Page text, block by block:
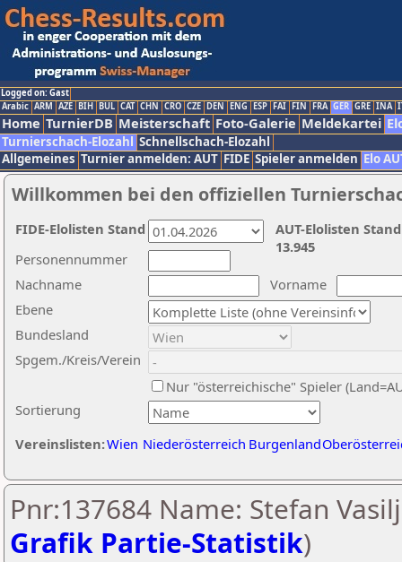
Logged on: Gast
Arabic ARM AZE BIH BUL CAT CHN CRO CZE DEN ENG ESP FAI FIN FRA GER GRE INA
Home TurnierDB Meisterschaft Foto-Galerie Meldekartei
Turnierschach-Elozahl Schnellschach-Elozahl
Allgemeines Turnier anmelden: AUT FIDE Spieler anmelden Elo
Willkommen bei den offiziellen
Nachname
Vorname
Ebene
Sortierung
Personennummer
Bundesland
Spgem./Kreis/Verein
Nur "österreichische" Spieler
Vereinslisten:Wien Niederösterreich Burgenland
AUT-Elolisten
13.945
FIDE-Elolisten Stand
Pnr:137684 Name: Stefan
Grafik Partie-Statistik)